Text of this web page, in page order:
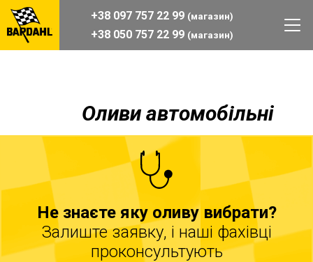
+38 097 757 22 99 (магазин)
+38 050 757 22 99 (магазин)
Оливи автомобільнi
Не знаєте яку оливу вибрати?
Залиште заявку, і наші фахівці
проконсультують